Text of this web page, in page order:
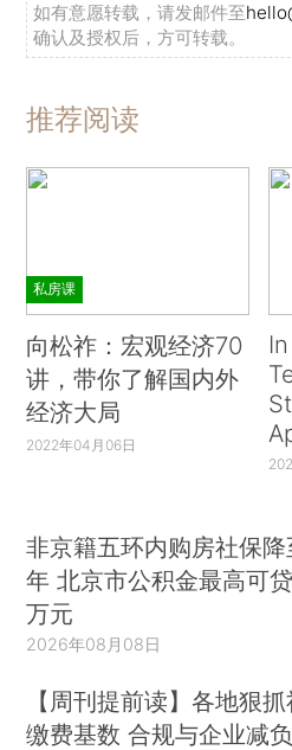
如有意愿转载，请发邮件至
确认及授权后，方可转载。
推荐阅读
私房课
向松祚：宏观经济70
讲，带你了解国内外
经济大局
2022年04月06日
非京籍五环内购房社保降
年 北京市公积金最高可
万元
2026年08月08日
【周刊提前读】各地狠
缴费基数 合规与企业减